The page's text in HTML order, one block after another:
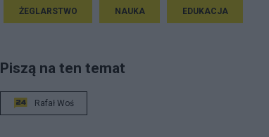
ŻEGLARSTWO NAUKA EDUKACJA
Piszą na ten temat
Rafał Woś